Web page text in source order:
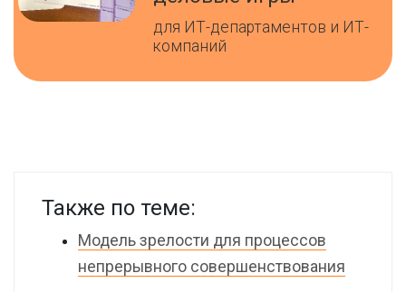
для ИТ-департаментов и ИТ-
компаний
Также по теме:
Модель зрелости для процессов
непрерывного совершенствования